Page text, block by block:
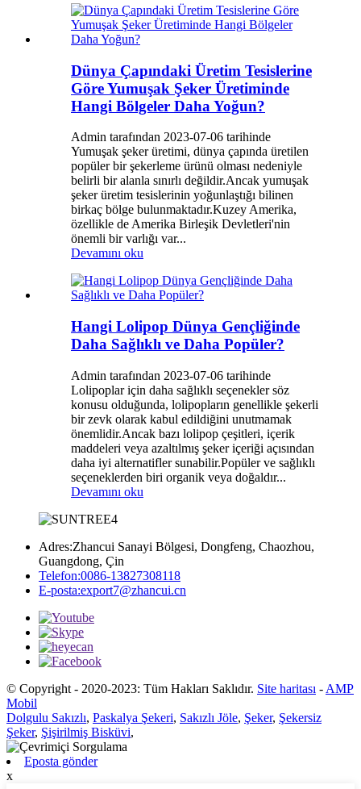
Dünya Çapındaki Üretim Tesislerine
Göre Yumuşak Şeker Üretiminde
Hangi Bölgeler Daha Yoğun?
Admin tarafından 2023-07-06 tarihinde
Yumuşak şeker üretimi, dünya çapında üretilen
popüler bir şekerleme ürünü olması nedeniyle
belirli bir alanla sınırlı değildir.Ancak yumuşak
şeker üretim tesislerinin yoğunlaştığı bilinen
birkaç bölge bulunmaktadır.Kuzey Amerika,
özellikle de Amerika Birleşik Devletleri'nin
önemli bir varlığı var...
Devamını oku
Hangi Lolipop Dünya Gençliğinde
Daha Sağlıklı ve Daha Popüler?
Admin tarafından 2023-07-06 tarihinde
Lolipoplar için daha sağlıklı seçenekler söz
konusu olduğunda, lolipopların genellikle şekerli
bir zevk olarak kabul edildiğini unutmamak
önemlidir.Ancak bazı lolipop çeşitleri, içerik
maddeleri veya azaltılmış şeker içeriği açısından
daha iyi alternatifler sunabilir.Popüler ve sağlıklı
seçeneklerden biri organik veya doğaldır...
Devamını oku
Adres:Zhancui Sanayi Bölgesi, Dongfeng, Chaozhou,
Guangdong, Çin
Telefon:0086-13827308118
E-posta:export7@zhancui.cn
© Copyright - 2020-2023: Tüm Hakları Saklıdır. Site haritası - AMP
Mobil
Dolgulu Sakızlı, Paskalya Şekeri, Sakızlı Jöle, Şeker, Şekersiz
Şeker, Şişirilmiş Bisküvi,
Eposta gönder
x